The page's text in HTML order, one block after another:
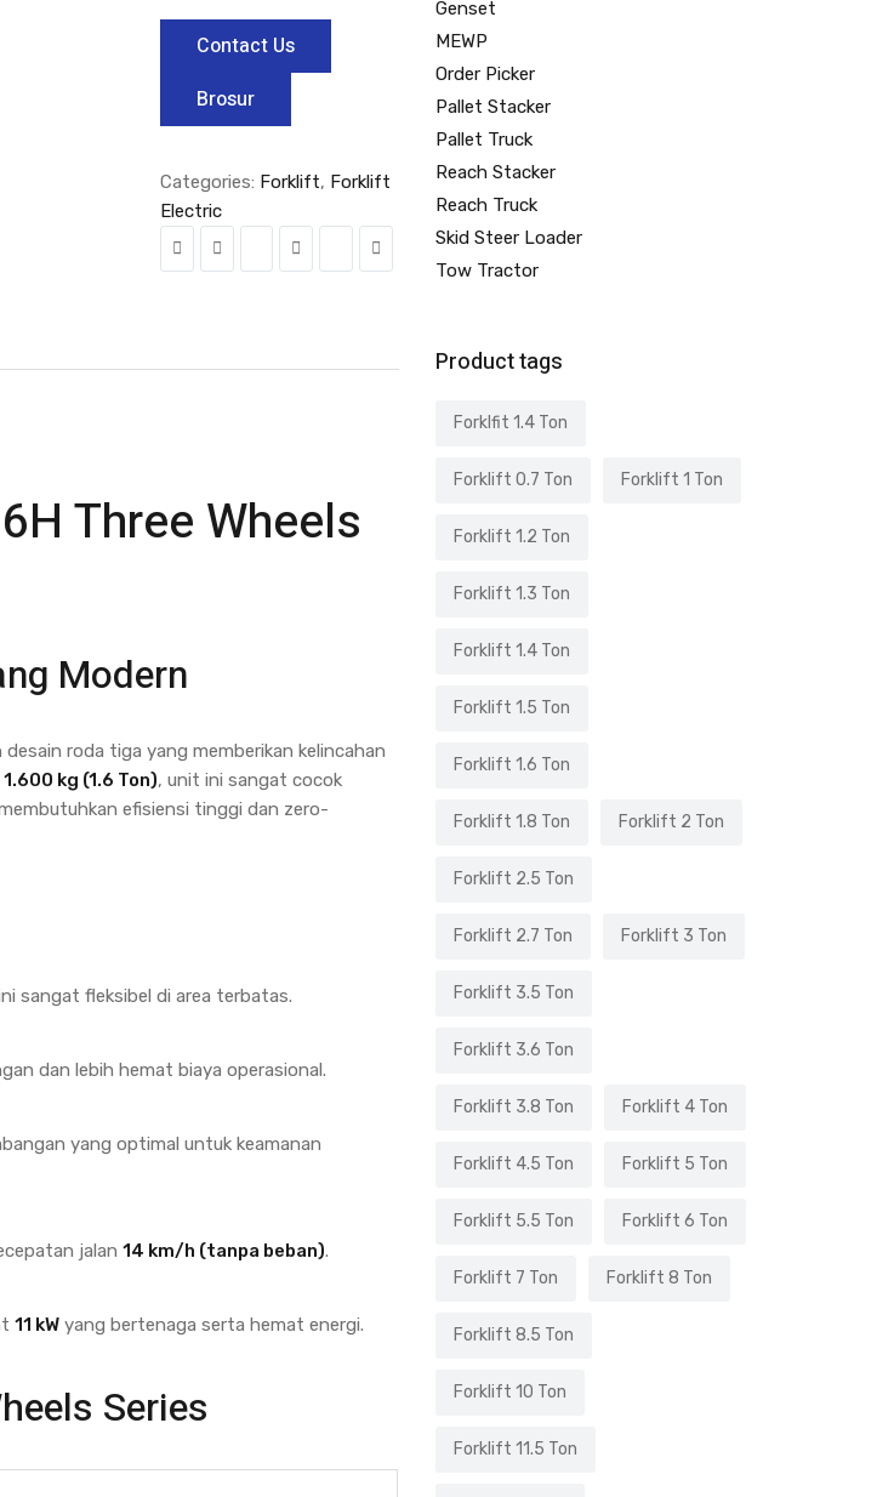
Contact Us
Brosur
Categories: Forklift, Forklift
Electric
Three Wheels
Modern
roda tiga yang memberikan kelincahan
1.600 kg (1.6 Ton), unit ini sangat cocok
efisiensi tinggi dan zero-
sangat fleksibel di area terbatas.
dan lebih hemat biaya operasional.
yang optimal untuk keamanan
jalan 14 km/h (tanpa beban).
11 kW yang bertenaga serta hemat energi.
Series
Genset
MEWP
Order Picker
Pallet Stacker
Pallet Truck
Reach Stacker
Reach Truck
Skid Steer Loader
Tow Tractor
Product tags
Forklfit 1.4 Ton
Forklift 0.7 Ton Forklift 1 Ton
Forklift 1.2 Ton
Forklift 1.3 Ton
Forklift 1.4 Ton
Forklift 1.5 Ton
Forklift 1.6 Ton
Forklift 1.8 Ton Forklift 2 Ton
Forklift 2.5 Ton
Forklift 2.7 Ton Forklift 3 Ton
Forklift 3.5 Ton
Forklift 3.6 Ton
Forklift 3.8 Ton Forklift 4 Ton
Forklift 4.5 Ton Forklift 5 Ton
Forklift 5.5 Ton Forklift 6 Ton
Forklift 7 Ton Forklift 8 Ton
Forklift 8.5 Ton
Forklift 10 Ton
Forklift 11.5 Ton